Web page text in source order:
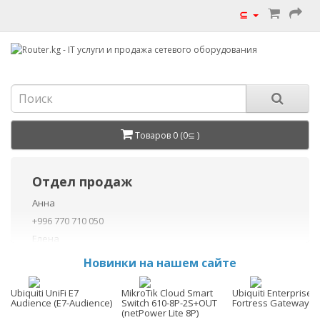
⊆
Товаров 0 (0⊆ )
Отдел продаж
Анна
+996 770 710 050
Елена
+996 770 710 040
+996 755 710 050
Данил
+996 775 710 060
Новинки на нашем сайте
Ubiquiti UniFi E7
Audience (E7-Audience)
MikroTik Cloud Smart
Switch 610-8P-2S+OUT
(netPower Lite 8P)
Ubiquiti Enterprise
Fortress Gateway